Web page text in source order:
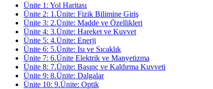
Ünite 1 : Yol Haritası
Ünite 2: 1.Ünite: Fizik Bilimine Giriş
Ünite 3: 2.Ünite: Madde ve Özellikleri
Ünite 4: 3.Ünite: Hareket ve Kuvvet
Ünite 5: 4.Ünite: Enerji
Ünite 6: 5.Ünite: Isı ve Sıcaklık
Ünite 7: 6.Ünite Elektrik ve Manyetizma
Ünite 8: 7.Ünite: Basınç ve Kaldırma Kuvveti
Ünite 9: 8.Ünite: Dalgalar
Ünite 10: 9.Ünite: Optik